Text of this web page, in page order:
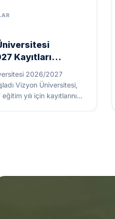
Kayıtları
2026/2027
Vizyon Üniversitesi,
yılı için kayıtlarını